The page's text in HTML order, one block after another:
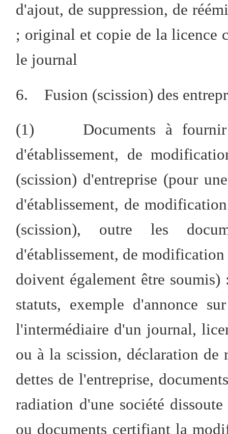
d'ajout, de suppression, de
; original et copie de la licence
le journal
6. Fusion (scission) des
(1) Documents à fournir
d'établissement, de
(scission) d'entreprise (pour
d'établissement, de
(scission), outre les
d'établissement, de
doivent également être
statuts, exemple d'annonce
l'intermédiaire d'un journal,
ou à la scission, déclaration de
dettes de l'entreprise,
radiation d'une société
ou documents certifiant la